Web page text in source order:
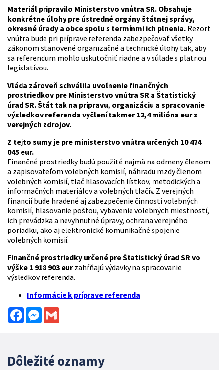
Materiál pripravilo Ministerstvo vnútra SR. Obsahuje
konkrétne úlohy pre ústredné orgány štátnej správy,
okresné úrady a obce spolu s termínmi ich plnenia. Rezort
vnútra bude pri príprave referenda zabezpečovať všetky
zákonom stanovené organizačné a technické úlohy tak, aby
sa referendum mohlo uskutočniť riadne a v súlade s platnou
legislatívou.
Vláda zároveň schválila uvoľnenie finančných
prostriedkov pre Ministerstvo vnútra SR a Štatistický
úrad SR. Štát tak na prípravu, organizáciu a spracovanie
výsledkov referenda vyčlení takmer 12,4 milióna eur z
verejných zdrojov.
Z tejto sumy je pre ministerstvo vnútra určených 10 474
045 eur.
Finančné prostriedky budú použité najmä na odmeny členom
a zapisovateľom volebných komisií, náhradu mzdy členom
volebných komisií, tlač hlasovacích lístkov, metodických a
informačných materiálov a volebných tlačív. Z verejných
financií bude hradené aj zabezpečenie činnosti volebných
komisií, hlasovanie poštou, vybavenie volebných miestností,
ich prevádzka a nevyhnutné úpravy, ochrana verejného
poriadku, ako aj elektronické komunikačné spojenie
volebných komisií.
Finančné prostriedky určené pre Štatistický úrad SR vo
výške 1 918 903 eurzahŕňajú výdavky na spracovanie
výsledkov referenda.
Informácie k príprave referenda
FacebookMessenger
Dôležité oznamy